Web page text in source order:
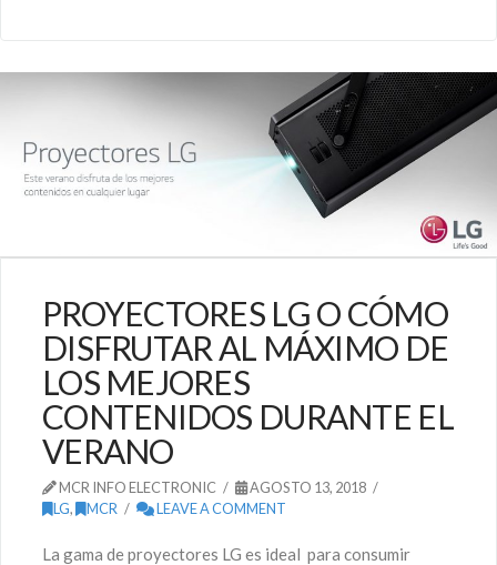
PROYECTORES LG O CÓMO
DISFRUTAR AL MÁXIMO DE
LOS MEJORES
CONTENIDOS DURANTE EL
VERANO
MCR INFO ELECTRONIC
AGOSTO 13, 2018
LG, MCR LEAVE A COMMENT
La gama de proyectores LG es ideal para consumir